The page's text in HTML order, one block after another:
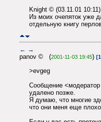
Knight © (03.11.01 10:11)
Из моих очепяток уже
отдельную книгу
← →
panov © (2001-11-03 19:45)
>evgeg
Сообщение
удалено позже.
Я думаю, что многие
что они меня еще